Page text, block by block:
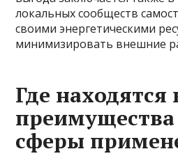
локальных сообществ
своими энергетическими
минимизировать внешние
Где
сферы